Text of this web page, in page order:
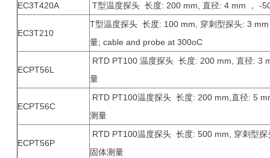
EC3T420A
T型温度探头 长度: 200 mm, 直径: 4 mm ， -
EC3T210
T型温度探头 长度: 100 mm, 穿刺型探头: 3
量; cable and probe at 300oC
ECPT56L
RTD PT100 温度探头 长度: 200 mm, 直径: 3
量
ECPT56C
RTD PT100温度探头 长度: 200 mm,直径: 5
测量
ECPT56P
RTD PT100温度探头 长度: 500 mm, 穿刺型
固体测量